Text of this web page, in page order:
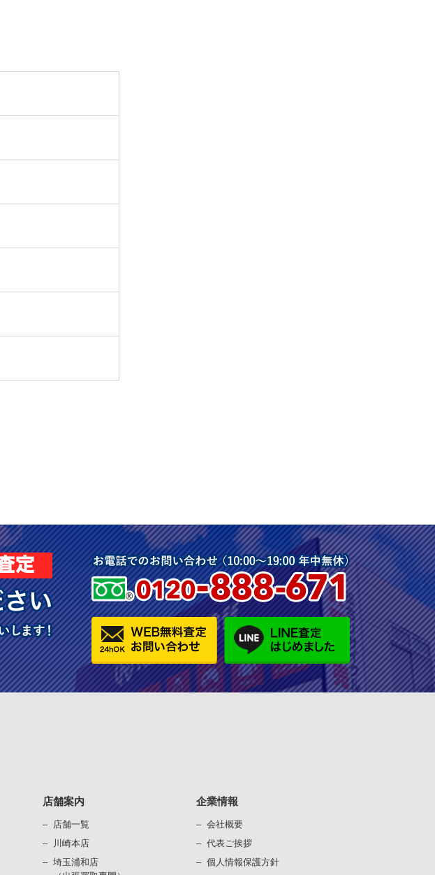
店舗案内
店舗一覧
川崎本店
埼玉浦和店
企業情報
会社概要
代表ご挨拶
個⼈情報保護⽅針